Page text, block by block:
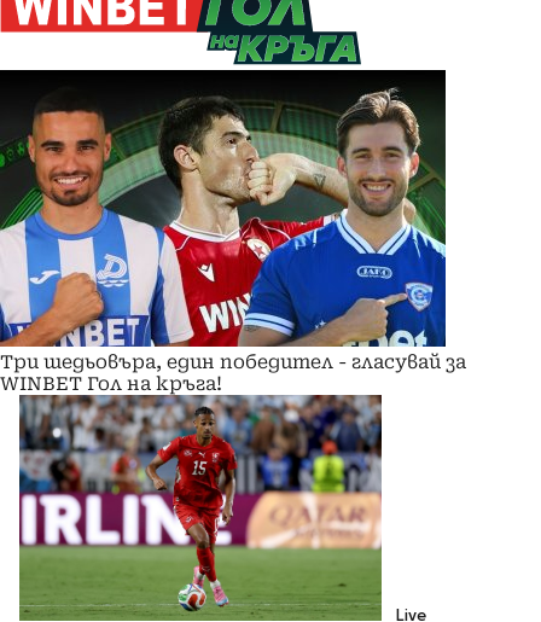
Три шедьовъра, един победител - гласувай за
WINBET Гол на кръга!
Live